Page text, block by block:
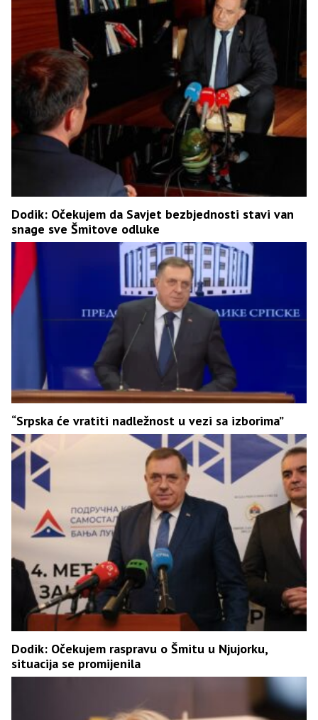
Dodik: Očekujem da Savjet bezbjednosti stavi van
snage sve Šmitove odluke
“Srpska će vratiti nadležnost u vezi sa izborima”
Dodik: Očekujem raspravu o Šmitu u Njujorku,
situacija se promijenila